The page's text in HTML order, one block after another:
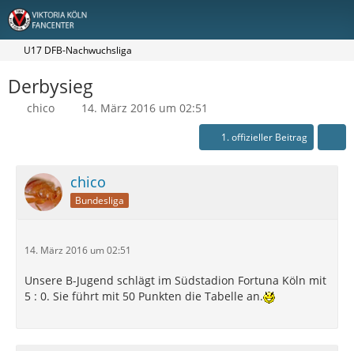
U17 DFB-Nachwuchsliga
Derbysieg
chico 14. März 2016 um 02:51
1. offizieller Beitrag
chico
Bundesliga
14. März 2016 um 02:51
Unsere B-Jugend schlägt im Südstadion Fortuna Köln mit
5 : 0. Sie führt mit 50 Punkten die Tabelle an.